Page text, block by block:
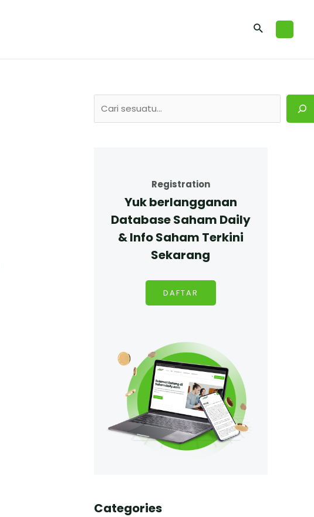
Registration
Yuk berlangganan
Database Saham Daily
& Info Saham Terkini
Sekarang
DAFTAR
Categories